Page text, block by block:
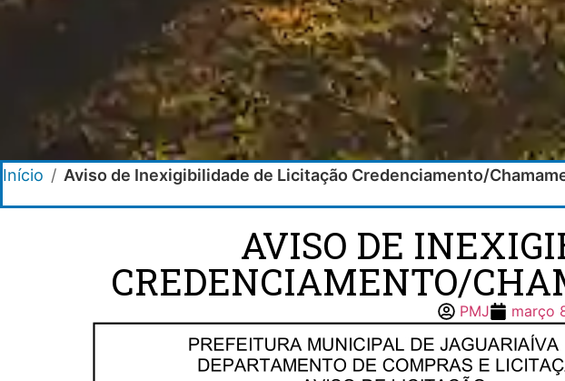
Início / Aviso de Inexigibilidade de Licitação Credenciamento/
AVISO DE
CREDENCIAMENTO/
PMJ março